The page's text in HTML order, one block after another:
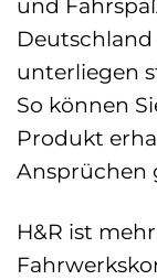
und
unterliegen
So können
Produkt
Ansprüchen
H&R ist